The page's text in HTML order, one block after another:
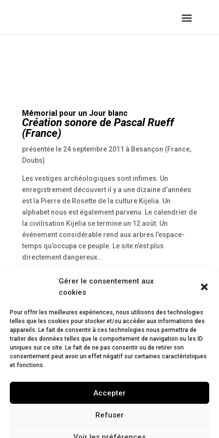
Gérer le consentement aux
cookies
Pour offrir les meilleures expériences, nous utilisons des technologies
telles que les cookies pour stocker et/ou accéder aux informations des
appareils. Le fait de consentir à ces technologies nous permettra de
traiter des données telles que le comportement de navigation ou les ID
uniques sur ce site. Le fait de ne pas consentir ou de retirer son
consentement peut avoir un effet négatif sur certaines caractéristiques
et fonctions.
Accepter
Refuser
Mémorial pour un Jour blanc
Création sonore de Pascal Rueff
(France)
présentée le 24 septembre 2011 à Besançon (France,
Doubs)
Les vestiges archéologiques sont infimes. Un
enregistrement découvert il y a une dizaine d’années
est la Pierre de Rosette de la culture Kijelia. Un
alphabet nous est également parvenu. Le calendrier de
la civilisation Kijelia se termine un 12 août. Un
événement considérable rend aux arbres l’espace-
temps qu’occupa ce peuple. Le site n’est plus
directement dangereux…